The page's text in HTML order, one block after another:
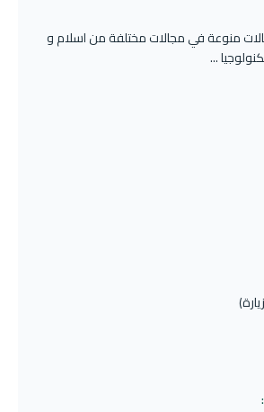
منوعة في مجالات مختلفة من اسلام و
...